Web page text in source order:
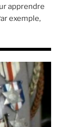
apprendre
exemple,